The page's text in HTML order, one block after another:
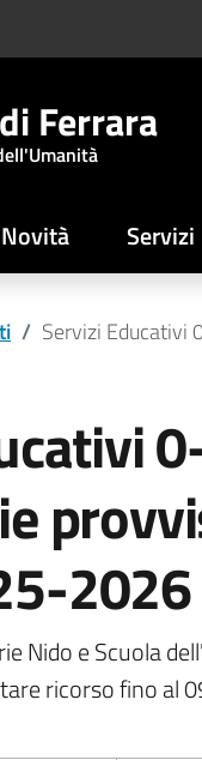
Ferrara
Novità Servizi
/ Servizi Educativi
2026
Nido e Scuola
ricorso fino al